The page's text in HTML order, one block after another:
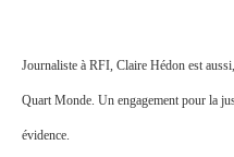
Journaliste à RFI, Claire Hédon est
Quart Monde. Un engagement pour la
évidence.